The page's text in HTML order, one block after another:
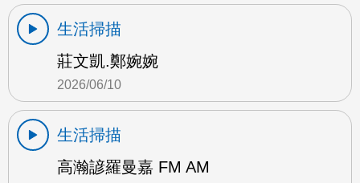
生活掃描
莊文凱.鄭婉婉
2026/06/10
生活掃描
高瀚諺羅曼嘉 FM AM